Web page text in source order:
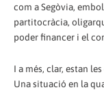
com a Segòvia,
partitocràcia,
poder financer i el
I a més, clar, estan
Una situació en la